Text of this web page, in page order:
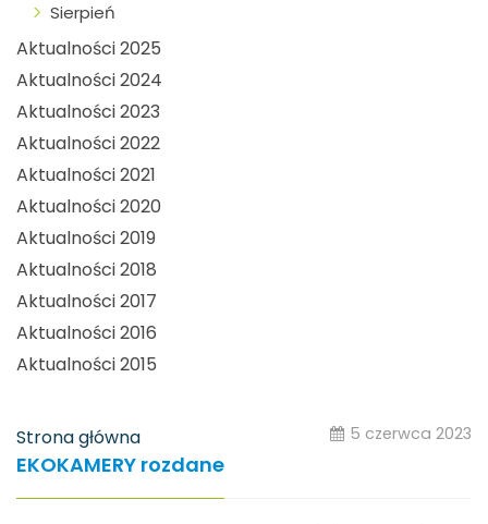
Sierpień
Aktualności 2025
Aktualności 2024
Aktualności 2023
Aktualności 2022
Aktualności 2021
Aktualności 2020
Aktualności 2019
Aktualności 2018
Aktualności 2017
Aktualności 2016
Aktualności 2015
Strona główna 5 czerwca 2023
EKOKAMERY rozdane